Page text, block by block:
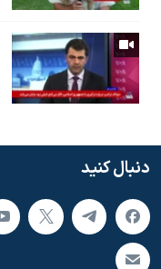
دنبال کنید